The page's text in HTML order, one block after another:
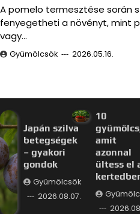
A pomelo termesztése során
fenyegetheti a növényt, mint
vagy…
Gyümölcsök 2026.05.16.
Japán szilva
betegségek
– gyakori
gondok
Gyümölcsök
2026.08.07.
10
amit
azonnal
ültess el